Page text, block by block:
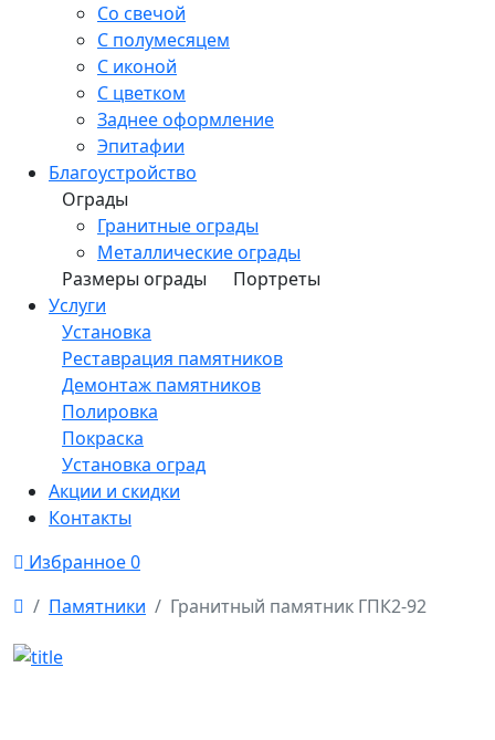
Со свечой
С полумесяцем
С иконой
С цветком
Заднее оформление
Эпитафии
Благоустройство
Ограды
Гранитные ограды
Металлические ограды
Размеры ограды
Портреты
Услуги
Установка
Реставрация памятников
Демонтаж памятников
Полировка
Покраска
Установка оград
Акции и скидки
Контакты
Избранное0
Памятники
Гранитный памятник ГПК2-92